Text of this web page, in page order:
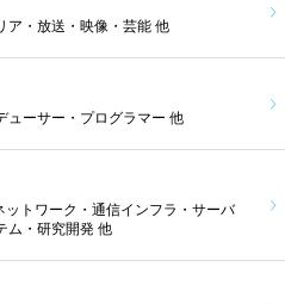
ア・放送・映像・芸能 他
ューサー・プログラマー 他
ットワーク・通信インフラ・サーバ
ム・研究開発 他